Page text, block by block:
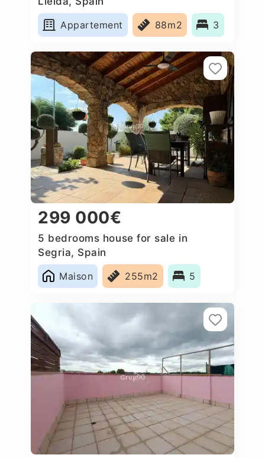
Appartement
88m2 3
299 000€
5 bedrooms house for sale in
Segria, Spain
Maison
255m2 5